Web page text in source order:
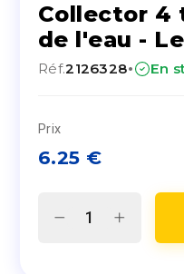
Collector 4
de l'eau -
Réf.2126328· En
Prix
6.25 €